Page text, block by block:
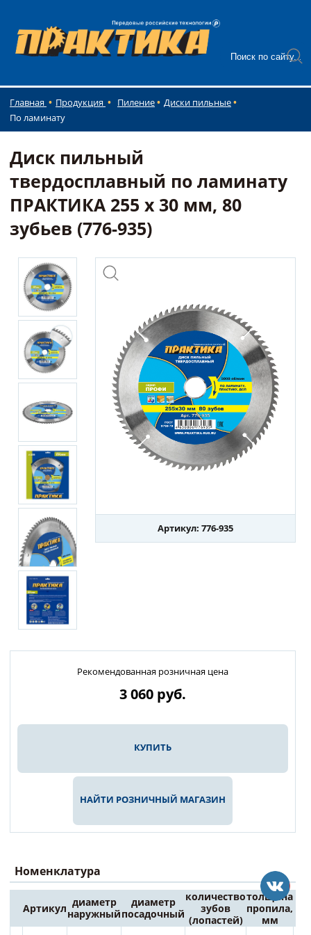
Главная Продукция Пиление
Диски пильные
По ламинату
Диск пильный
твердосплавный по ламинату
ПРАКТИКА 255 х 30 мм, 80
зубьев (776-935)
Артикул: 776-935
Рекомендованная розничная цена
3 060 руб.
КУПИТЬ
НАЙТИ РОЗНИЧНЫЙ МАГАЗИН
Номенклатура
Артикул диаметр
наружный
диаметр
посадочный
количество
зубов
(лопастей)
толщина
пропила,
мм